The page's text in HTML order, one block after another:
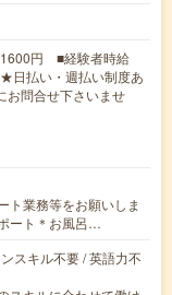
円 ■経験者時給
払い・週払い制度あ
お問合せ下さいませ
ト業務等をお願いしま
ート＊お風呂…
スキル不要 / 英語力不